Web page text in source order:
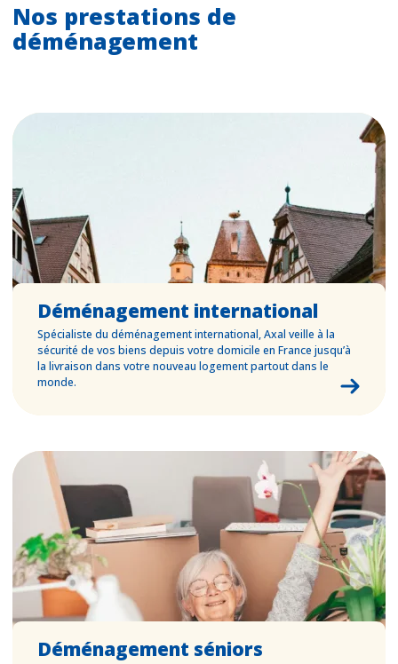
Nos prestations de
déménagement
Déménagement international
Spécialiste du déménagement international, Axal veille à la
sécurité de vos biens depuis votre domicile en France jusqu’à
la livraison dans votre nouveau logement partout dans le
monde.
Déménagement séniors